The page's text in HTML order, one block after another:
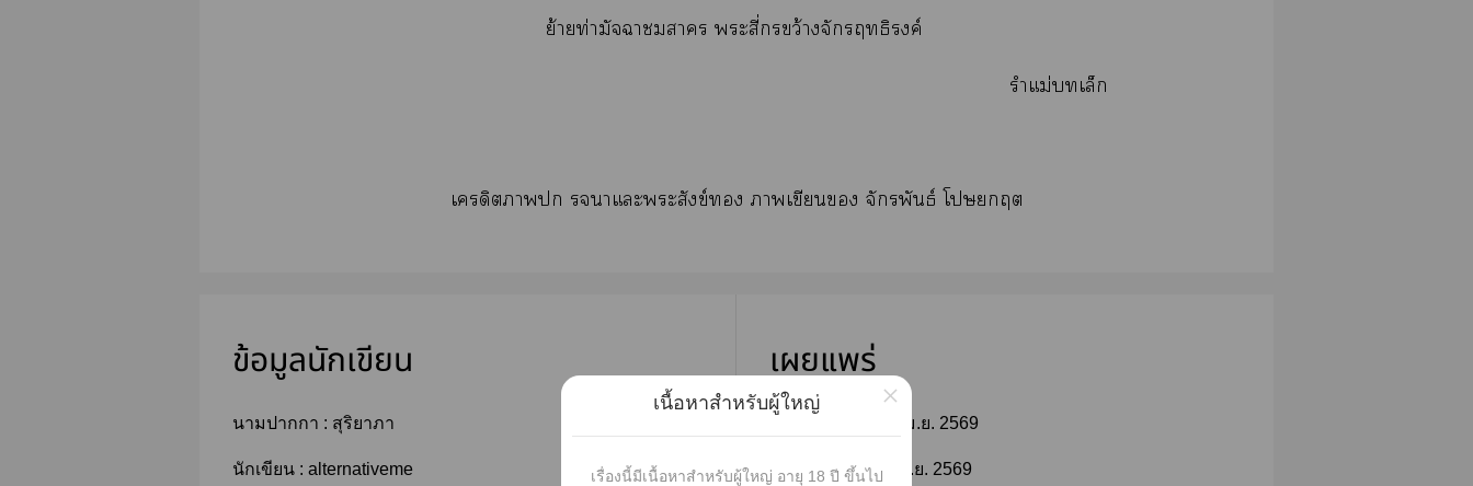
ย้ายท่ามัจฉาา ะสี่ขว้างจักรฤทธิรงค์
รำแม่เล็ก
เครดิตา าแะะสังข์ าเขียน จักรพันธ์ โษ
ข้อมูลนักเขียน
นามปากกา : สุริยาภา
นักเขียน : alternativeme ติดตาม
เผยแพร่
29 เม.ย. 2569
แก้ไขล่าสุด :29 เม.ย. 2569
เนื้อหาสำหรับผู้ใหญ่
เรื่องนี้มีเนื้อหาสำหรับผู้ใหญ่ อายุ 18 ปี ขึ้นไป
×